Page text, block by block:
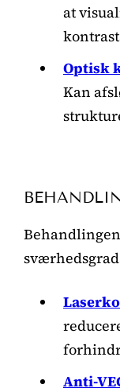
at
Optisk
Kan
Anti-